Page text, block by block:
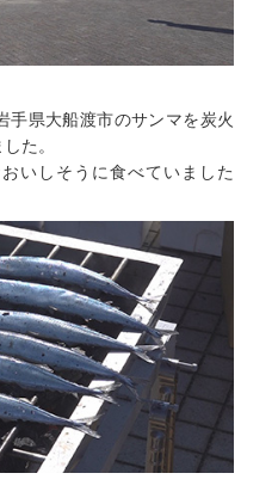
手県大船渡市のサンマを炭火
た。
いしそうに食べていました